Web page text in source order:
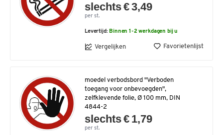
slechts € 3,49
per st.
Levertijd: Binnen 1-2 werkdagen bij u
Vergelijken Favorietenlijst
moedel verbodsbord "Verboden
toegang voor onbevoegden",
zelfklevende folie, Ø 100 mm, DIN
4844-2
slechts € 1,79
per st.